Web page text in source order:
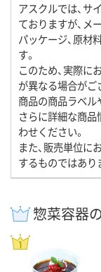
アスクルでは、サ
ておりますが、メ
パッケージ、原材
す。
このため、実際に
が異なる場合がご
商品の商品ラベル
さらに詳細な商品
わせください。
また、販売単位に
するものではあり
惣菜容器